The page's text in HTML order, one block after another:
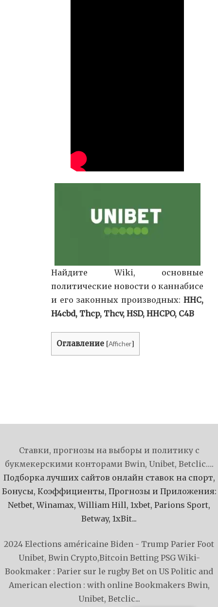
Найдите Wiki, основные
политические новости о каннабисе
и его законных производных: HHC,
H4cbd, Thcp, Thcv, HSD, HHCPO, C4B
Оглавление [Afficher]
Ставки, прогнозы на выборы и политику с
букмекерскими конторами Bwin, Unibet, Betclic….
Подборка лучших сайтов онлайн ставок на спорт,
Бонусы, Коэффициенты, Прогнозы и Приложения:
Netbet, Winamax, William Hill, 1xbet, Parions Sport,
Betway, 1xBit...
2024 Elections américaine Biden - Trump Parier Foot
Unibet, Bwin Crypto,Bitcoin Betting PSG Wiki-
Bookmaker : Parier sur le rugby Bet on US Politic and
American election : with online Bookmakers Bwin,
Unibet, Betclic...